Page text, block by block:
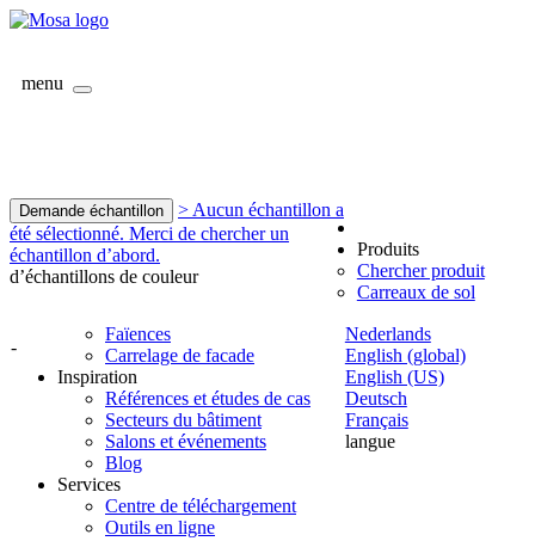
menu
Demande échantillon
> Aucun échantillon a
été sélectionné. Merci de chercher un
échantillon d’abord.
d’échantillons de couleur
-
Nederlands
English (global)
English (US)
Deutsch
Français
langue
Produits
Chercher produit
Carreaux de sol
Faïences
Carrelage de facade
Inspiration
Références et études de cas
Secteurs du bâtiment
Salons et événements
Blog
Services
Centre de téléchargement
Outils en ligne